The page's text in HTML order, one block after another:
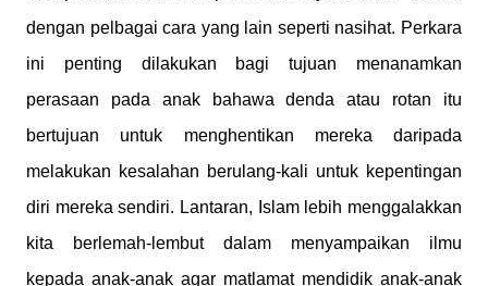
dengan pelbagai cara yang lain seperti nasihat. Perkara
ini penting dilakukan bagi tujuan menanamkan
perasaan pada anak bahawa denda atau rotan itu
bertujuan untuk menghentikan mereka daripada
melakukan kesalahan berulang-kali untuk kepentingan
diri mereka sendiri. Lantaran, Islam lebih menggalakkan
kita berlemah-lembut dalam menyampaikan ilmu
kepada anak-anak agar matlamat mendidik anak-anak